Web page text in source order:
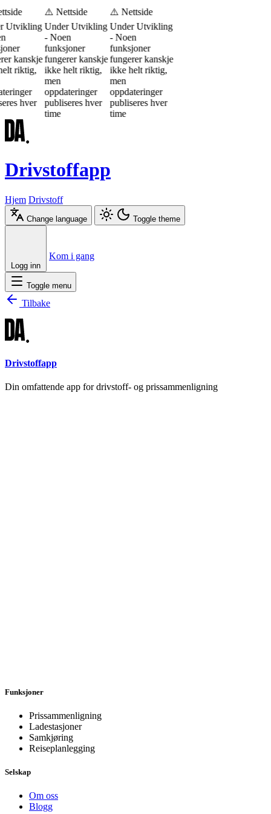
Utvikling
kanskje
riktig,
hver
⚠️ Nettside
Under Utvikling
- Noen
funksjoner
fungerer kanskje
ikke helt riktig,
men
oppdateringer
publiseres hver
time
⚠️ Nettside
Under Utvikling
- Noen
funksjoner
fungerer kanskje
ikke helt riktig,
men
oppdateringer
publiseres hver
time
Drivstoffapp
Hjem Drivstoff
Change language Toggle theme
Logg inn
Kom i gang
Toggle menu
Tilbake
Drivstoffapp
Din omfattende app for drivstoff- og prissammenligning
Funksjoner
Prissammenligning
Ladestasjoner
Samkjøring
Reiseplanlegging
Selskap
Om oss
Blogg